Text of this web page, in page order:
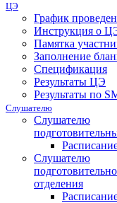
ЦЭ
График
Инструкция о
Памятка
Заполнение
Спецификация
Результаты ЦЭ
Результаты по
Слушателю
Слушателю
Слушателю
отделения